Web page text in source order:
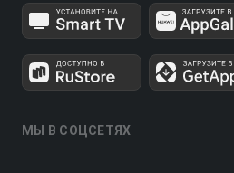
МЫ В СОЦСЕТЯХ